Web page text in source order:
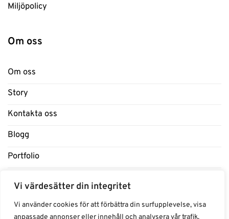
Vi värdesätter din integritet
Vi använder cookies för att förbättra din surfupplevelse, visa
anpassade annonser eller innehåll och analysera vår trafik.
Miljöpolicy
Om oss
Om oss
Story
Kontakta oss
Blogg
Portfolio